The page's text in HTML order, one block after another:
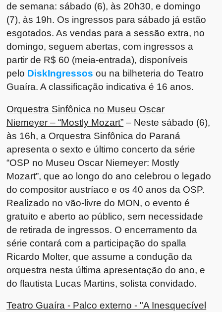
de semana: sábado (6), às 20h30, e domingo
(7), às 19h. Os ingressos para sábado já estão
esgotados. As vendas para a sessão extra, no
domingo, seguem abertas, com ingressos a
partir de R$ 60 (meia-entrada), disponíveis
pelo DiskIngressos ou na bilheteria do Teatro
Guaíra. A classificação indicativa é 16 anos.
Orquestra Sinfônica no Museu Oscar
Niemeyer – “Mostly Mozart” – Neste sábado (6),
às 16h, a Orquestra Sinfônica do Paraná
apresenta o sexto e último concerto da série
“OSP no Museu Oscar Niemeyer: Mostly
Mozart”, que ao longo do ano celebrou o legado
do compositor austríaco e os 40 anos da OSP.
Realizado no vão-livre do MON, o evento é
gratuito e aberto ao público, sem necessidade
de retirada de ingressos. O encerramento da
série contará com a participação do spalla
Ricardo Molter, que assume a condução da
orquestra nesta última apresentação do ano, e
do flautista Lucas Martins, solista convidado.
Teatro Guaíra - Palco externo - "A Inesquecível